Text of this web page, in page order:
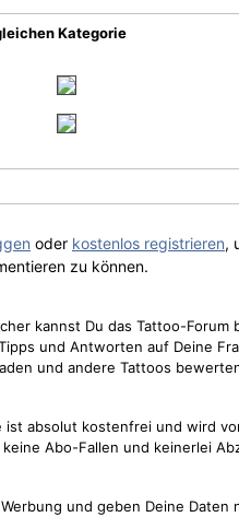
Kategorie
oder kostenlos registrieren,
zu können.
kannst Du das Tattoo-
und Antworten auf Deine
und andere Tattoos
absolut kostenfrei und wird
Abo-Fallen und keinerlei
und geben Deine Daten